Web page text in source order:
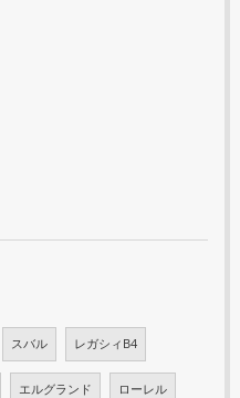
スバル レガシィB4
エルグランド ローレル